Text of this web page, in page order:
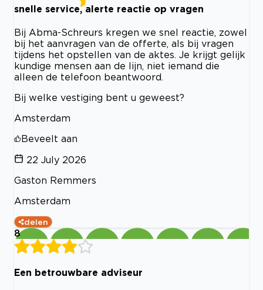
snelle service, alerte reactie op vragen
Bij Abma-Schreurs kregen we snel reactie, zowel
bij het aanvragen van de offerte, als bij vragen
tijdens het opstellen van de aktes. Je krijgt gelijk
kundige mensen aan de lijn, niet iemand die
alleen de telefoon beantwoord.
Bij welke vestiging bent u geweest?
Amsterdam
Beveelt aan
22 July 2026
Gaston Remmers
Amsterdam
delen
8
Een betrouwbare adviseur